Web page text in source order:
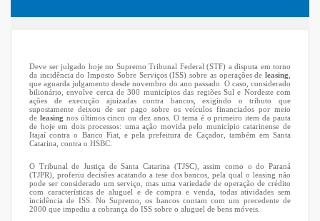
Deve ser julgado hoje no Supremo Tribunal Federal (STF) a disputa em torno
da incidência do Imposto Sobre Serviços (ISS) sobre as operações de leasing
que aguarda julgamento desde novembro do ano passado. O caso, considerado
bilionário, envolve cerca de 300 municípios das regiões Sul e Nordeste com
ações de execução ajuizadas contra bancos, exigindo o tributo que
supostamente deixou de ser pago sobre os veículos financiados por meio
de leasing nos últimos cinco ou dez anos. O tema é o primeiro item da pauta
de hoje em dois processos: uma ação movida pelo município catarinense de
Itajaí contra o Banco Fiat, e pela prefeitura de Caçador, também em Santa
Catarina, contra o HSBC.
O Tribunal de Justiça de Santa Catarina (TJSC), assim como o do Paraná
(TJPR), proferiu decisões acatando a tese dos bancos, pela qual oleasing não
pode ser considerado um serviço, mas uma variedade de operação de crédito
com características de aluguel e de compra e venda, todas atividades sem
incidência de ISS. No Supremo, os bancos contam com um precedente de
2000 que impediu a cobrança do ISS sobre o aluguel de bens móveis.